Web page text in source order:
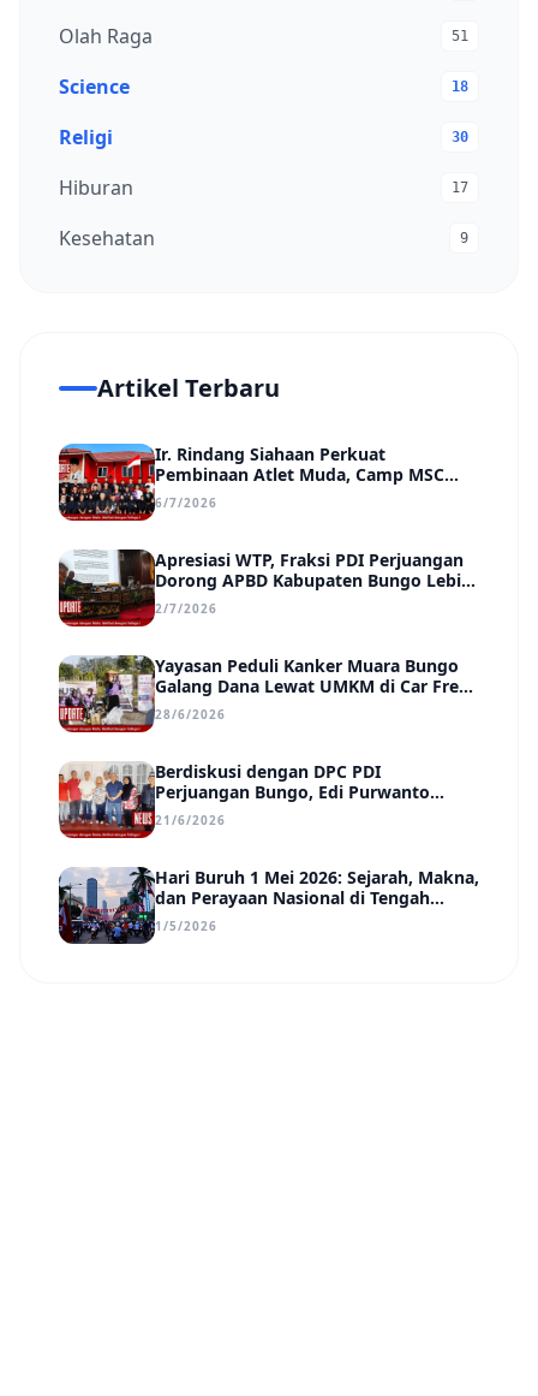
Olah Raga 51
Science 18
Religi 30
Hiburan 17
Kesehatan 9
Artikel Terbaru
Ir. Rindang Siahaan Perkuat
Pembinaan Atlet Muda, Camp MSC
Siapkan Generasi Juara Hadapi
Kejuaraan Regional hingga Nasional
6/7/2026
Apresiasi WTP, Fraksi PDI Perjuangan
Dorong APBD Kabupaten Bungo Lebih
Efektif, Transparan, dan Berdampak
2/7/2026
Yayasan Peduli Kanker Muara Bungo
Galang Dana Lewat UMKM di Car Free
Day, Ir. Rindang Siahaan Beri Apresiasi
28/6/2026
Berdiskusi dengan DPC PDI
Perjuangan Bungo, Edi Purwanto
Uraikan Poin-Poin Urgensi yang Perlu
Disadari Pemimpin Daerah
21/6/2026
Hari Buruh 1 Mei 2026: Sejarah, Makna,
dan Perayaan Nasional di Tengah
Tantangan Era Digital
1/5/2026